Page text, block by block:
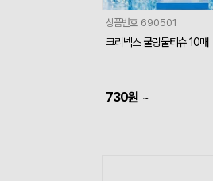
상품번호 690501
크리넥스 쿨링물티슈 10매
730원 ~